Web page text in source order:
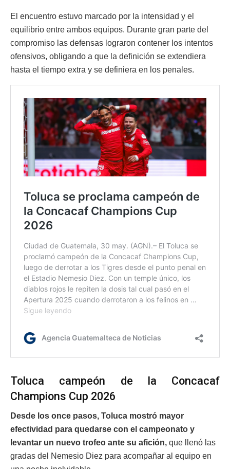
El encuentro estuvo marcado por la intensidad y el
equilibrio entre ambos equipos. Durante gran parte del
compromiso las defensas lograron contener los intentos
ofensivos, obligando a que la definición se extendiera
hasta el tiempo extra y se definiera en los penales.
Toluca campeón de la Concacaf
Champions Cup 2026
Desde los once pasos, Toluca mostró mayor
efectividad para quedarse con el campeonato y
levantar un nuevo trofeo ante su afición, que llenó las
gradas del Nemesio Diez para acompañar al equipo en